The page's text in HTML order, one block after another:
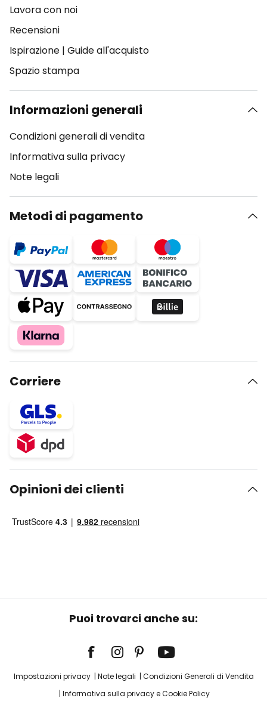
Lavora con noi
Recensioni
Ispirazione | Guide all'acquisto
Spazio stampa
Informazioni generali
Condizioni generali di vendita
Informativa sulla privacy
Note legali
Metodi di pagamento
Corriere
Opinioni dei clienti
Puoi trovarci anche su:
Impostazioni privacy Note legali
Condizioni Generali di Vendita
Informativa sulla privacy e Cookie Policy